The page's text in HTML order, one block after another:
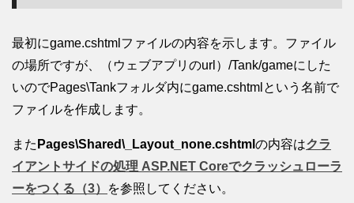
最初にgame.cshtmlファイルの内容を示します。ファイル
の場所ですが、（ウェブアプリのurl）/Tank/gameにした
いのでPages\Tankフォルダ内にgame.cshtmlという名前で
ファイルを作成します。
また Pages\Shared\_Layout_none.cshtml の内容はクラ
イアントサイドの処理 ASP.NET Coreでクラッシュローラ
ーをつくる（3）
を参照してください。